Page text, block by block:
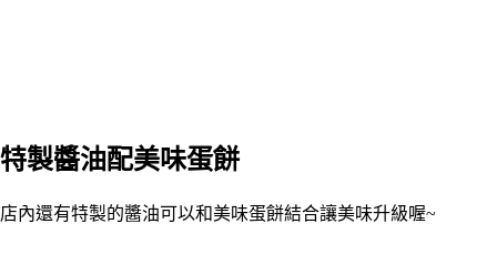
特製醬油配美味蛋餅
店內還有特製的醬油可以和美味蛋餅結合讓美味升級喔~